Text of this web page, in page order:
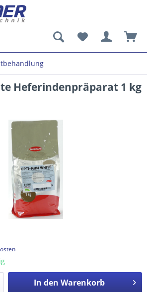
Heferindenpräparat 1 kg
In den Warenkorb